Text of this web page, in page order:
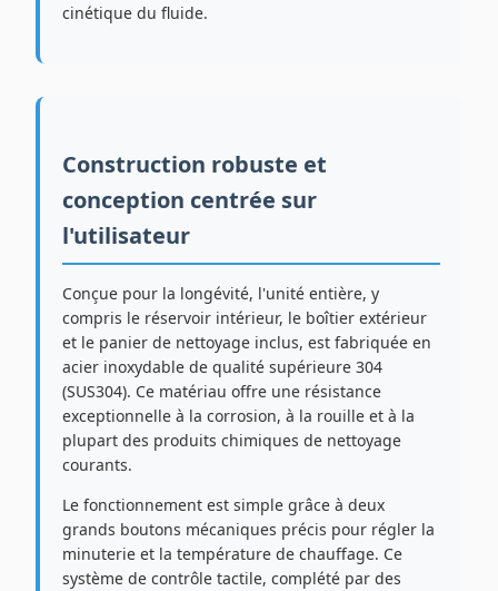
cinétique du fluide.
Construction robuste et
conception centrée sur
l'utilisateur
Conçue pour la longévité, l'unité entière, y
compris le réservoir intérieur, le boîtier extérieur
et le panier de nettoyage inclus, est fabriquée en
acier inoxydable de qualité supérieure 304
(SUS304). Ce matériau offre une résistance
exceptionnelle à la corrosion, à la rouille et à la
plupart des produits chimiques de nettoyage
courants.
Le fonctionnement est simple grâce à deux
grands boutons mécaniques précis pour régler la
minuterie et la température de chauffage. Ce
système de contrôle tactile, complété par des